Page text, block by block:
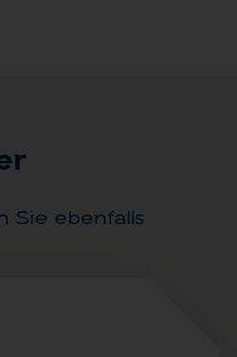
Sie ebenfalls